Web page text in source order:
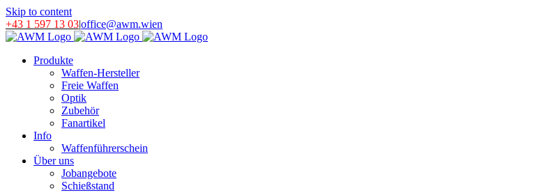
Skip to content
+43 1 597 13 03|office@awm.wien
Produkte
Waffen-Hersteller
Freie Waffen
Optik
Zubehör
Fanartikel
Info
Waffenführerschein
Über uns
Jobangebote
Schießstand